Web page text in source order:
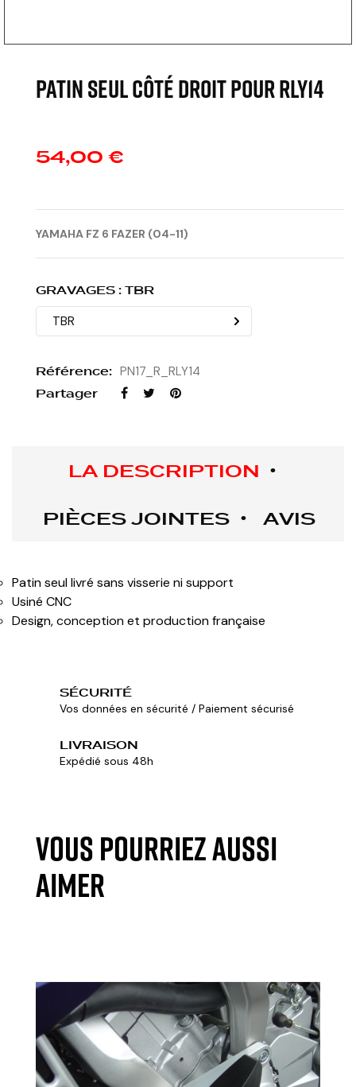
Patin seul côté droit pour RLY14
54,00 €
YAMAHA FZ 6 FAZER (04-11)
GRAVAGES : TBR
Référence: PN17_R_RLY14
Partager
LA DESCRIPTION
PIÈCES JOINTES
AVIS
Patin seul livré sans visserie ni support
Usiné CNC
Design, conception et production française
SÉCURITÉ
Vos données en sécurité / Paiement sécurisé
LIVRAISON
Expédié sous 48h
VOUS POURRIEZ AUSSI
AIMER